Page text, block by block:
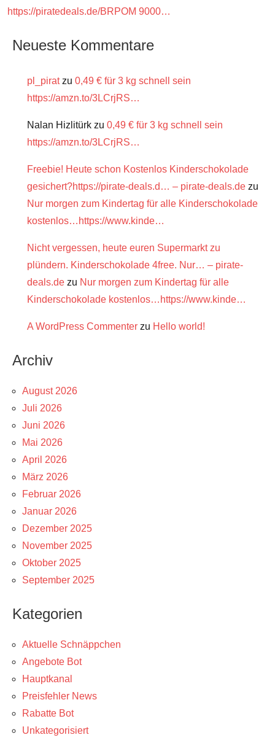
https://piratedeals.de/BRPOM 9000…
Neueste Kommentare
pl_piratzu 0,49 € für 3 kg schnell sein
https://amzn.to/3LCrjRS…
Nalan Hizlitürk zu 0,49 € für 3 kg schnell sein
https://amzn.to/3LCrjRS…
Freebie! Heute schon Kostenlos Kinderschokolade
gesichert?https://pirate-deals.d… – pirate-deals.de zu
Nur morgen zum Kindertag für alle Kinderschokolade
kostenlos…https://www.kinde…
Nicht vergessen, heute euren Supermarkt zu
plündern. Kinderschokolade 4free. Nur… – pirate-
deals.de zu Nur morgen zum Kindertag für alle
Kinderschokolade kostenlos…https://www.kinde…
A WordPress Commenter zu Hello world!
Archiv
August 2026
Juli 2026
Juni 2026
Mai 2026
April 2026
März 2026
Februar 2026
Januar 2026
Dezember 2025
November 2025
Oktober 2025
September 2025
Kategorien
Aktuelle Schnäppchen
Angebote Bot
Hauptkanal
Preisfehler News
Rabatte Bot
Unkategorisiert